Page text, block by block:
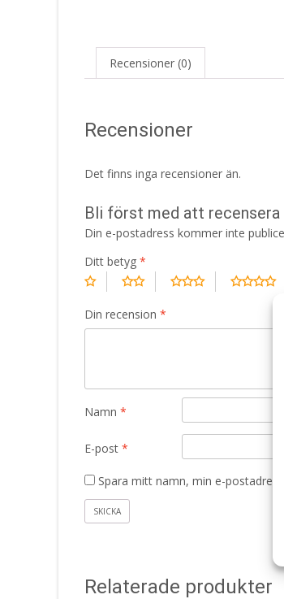
Recensioner (0)
Recensioner
Det finns inga recensioner än.
Bli först med att recensera
Din e-postadress kommer inte
Ditt betyg *
Din recension *
Namn *
E-post *
Spara mitt namn, min e-
Relaterade produkter